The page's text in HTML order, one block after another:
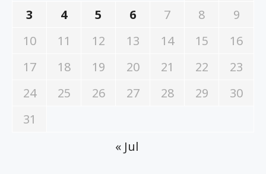
3
4 5 6 7 8
9
10
11 12 13 14 15
16
17
18 19 20 21 22
23
24
25 26 27 28 29
30
31
« Jul